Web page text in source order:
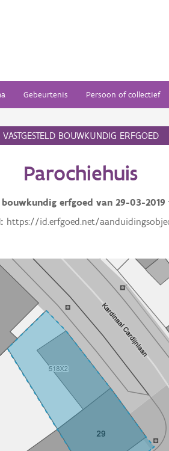
Gebeurtenis Persoon of collectief
VASTGESTELD BOUWKUNDIG ERFGOED
Parochiehuis
bouwkundig erfgoed van29-03-2019
https://id.erfgoed.net/